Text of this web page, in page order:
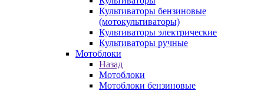
Культиваторы бензиновые
(мотокультиваторы)
Культиваторы электрические
Культиваторы ручные
Мотоблоки
Назад
Мотоблоки
Мотоблоки бензиновые